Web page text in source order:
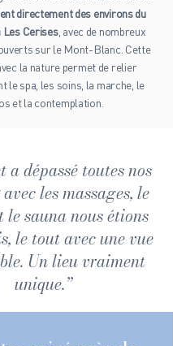
directement des environs du
Les Cerises, avec de nombreux
sur le Mont-Blanc. Cette
la nature permet de relier
le spa, les soins, la marche, le
et la contemplation.
a dépassé toutes nos
les massages, le
le sauna nous étions
le tout avec une vue
Un lieu vraiment
unique.”